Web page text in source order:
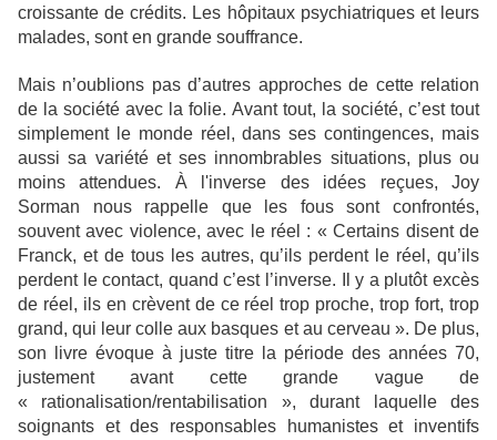
croissante de crédits. Les hôpitaux psychiatriques et leurs
malades, sont en grande souffrance.
Mais n’oublions pas d’autres approches de cette relation
de la société avec la folie. Avant tout, la société, c’est tout
simplement le monde réel, dans ses contingences, mais
aussi sa variété et ses innombrables situations, plus ou
moins attendues. À l'inverse des idées reçues, Joy
Sorman nous rappelle que les fous sont confrontés,
souvent avec violence, avec le réel : « Certains disent de
Franck, et de tous les autres, qu’ils perdent le réel, qu’ils
perdent le contact, quand c’est l’inverse. Il y a plutôt excès
de réel, ils en crèvent de ce réel trop proche, trop fort, trop
grand, qui leur colle aux basques et au cerveau ». De plus,
son livre évoque à juste titre la période des années 70,
justement avant cette grande vague de
« rationalisation/rentabilisation », durant laquelle des
soignants et des responsables humanistes et inventifs